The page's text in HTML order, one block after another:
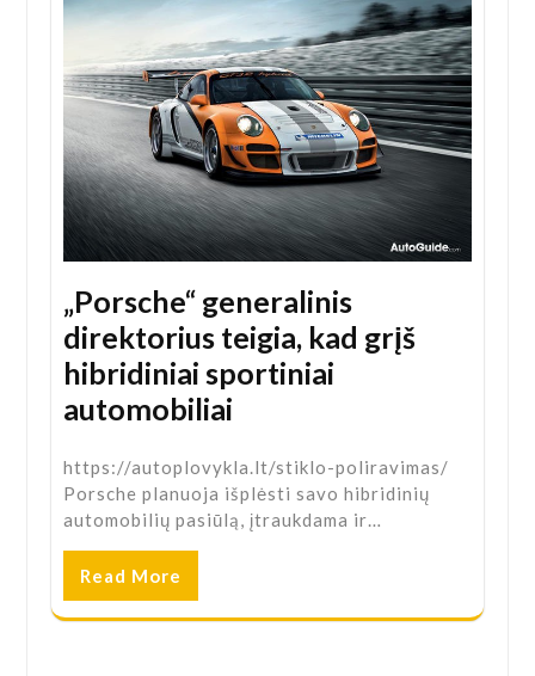
„Porsche“ generalinis
direktorius teigia, kad grįš
hibridiniai sportiniai
automobiliai
https://autoplovykla.lt/stiklo-poliravimas/
Porsche planuoja išplėsti savo hibridinių
automobilių pasiūlą, įtraukdama ir…
Read More